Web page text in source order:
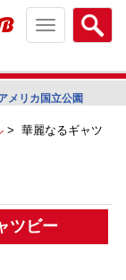
Search
menu
Toggle
navigation
メリカ国立公園
> 華麗なるギャツ
ツビー